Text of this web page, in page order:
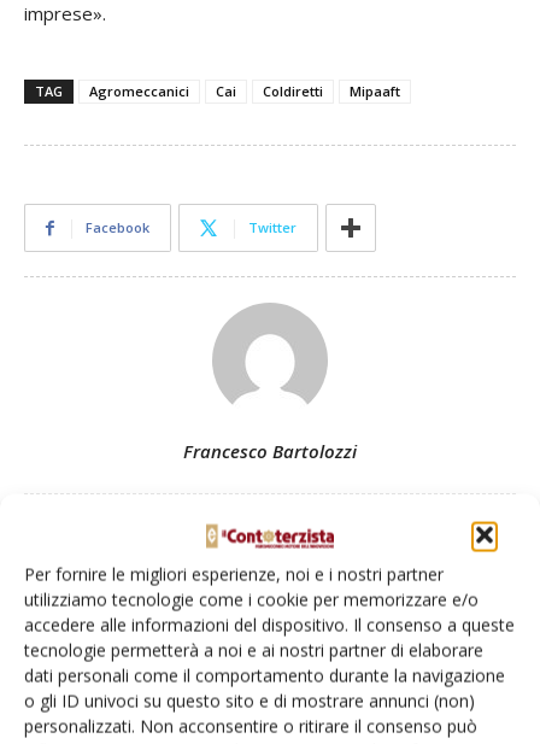
Per fornire le migliori esperienze, noi e i nostri partner
utilizziamo tecnologie come i cookie per memorizzare e/o
accedere alle informazioni del dispositivo. Il consenso a queste
tecnologie permetterà a noi e ai nostri partner di elaborare
dati personali come il comportamento durante la navigazione
o gli ID univoci su questo sito e di mostrare annunci (non)
personalizzati. Non acconsentire o ritirare il consenso può
imprese».
TAG Agromeccanici Cai Coldiretti Mipaaft
Facebook Twitter
Francesco Bartolozzi
Articoli correlati
Cai Agromec celebra 80 anni di storia